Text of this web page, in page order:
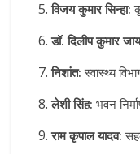
विजय कुमार सिन्हा:
डॉ. दिलीप कुमार
निशांत: स्वास्थ्य
लेशी सिंह: भवन
राम कृपाल यादव: